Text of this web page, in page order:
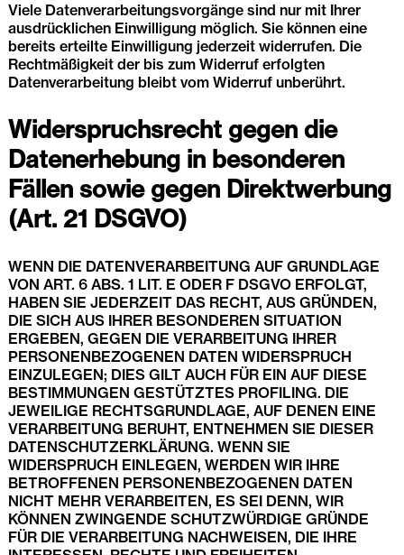
Viele Datenverarbeitungsvorgänge sind nur mit Ihrer
ausdrücklichen Einwilligung möglich. Sie können eine
bereits erteilte Einwilligung jederzeit widerrufen. Die
Rechtmäßigkeit der bis zum Widerruf erfolgten
Datenverarbeitung bleibt vom Widerruf unberührt.
Widerspruchsrecht gegen die
Datenerhebung in besonderen
Fällen sowie gegen Direktwerbung
(Art. 21 DSGVO)
WENN DIE DATENVERARBEITUNG AUF GRUNDLAGE
VON ART. 6 ABS. 1 LIT. E ODER F DSGVO ERFOLGT,
HABEN SIE JEDERZEIT DAS RECHT, AUS GRÜNDEN,
DIE SICH AUS IHRER BESONDEREN SITUATION
ERGEBEN, GEGEN DIE VERARBEITUNG IHRER
PERSONENBEZOGENEN DATEN WIDERSPRUCH
EINZULEGEN; DIES GILT AUCH FÜR EIN AUF DIESE
BESTIMMUNGEN GESTÜTZTES PROFILING. DIE
JEWEILIGE RECHTSGRUNDLAGE, AUF DENEN EINE
VERARBEITUNG BERUHT, ENTNEHMEN SIE DIESER
DATENSCHUTZERKLÄRUNG. WENN SIE
WIDERSPRUCH EINLEGEN, WERDEN WIR IHRE
BETROFFENEN PERSONENBEZOGENEN DATEN
NICHT MEHR VERARBEITEN, ES SEI DENN, WIR
KÖNNEN ZWINGENDE SCHUTZWÜRDIGE GRÜNDE
FÜR DIE VERARBEITUNG NACHWEISEN, DIE IHRE